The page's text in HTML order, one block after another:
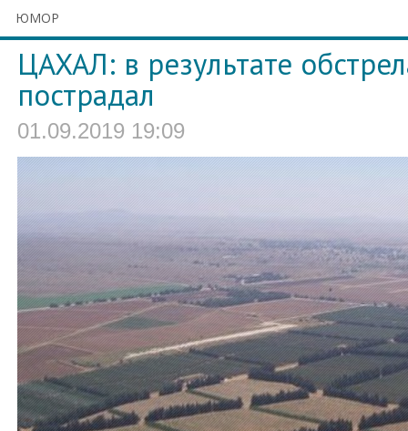
ЮМОР
ЦАХАЛ: в результате
пострадал
01.09.2019 19:09